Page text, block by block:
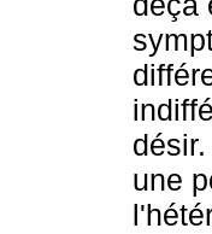
une